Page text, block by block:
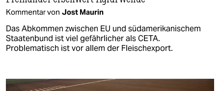
Kommentar von Jost Maurin
Das Abkommen zwischen EU und südamerikanischem
Staatenbund ist viel gefährlicher als CETA.
Problematisch ist vor allem der Fleischexport.